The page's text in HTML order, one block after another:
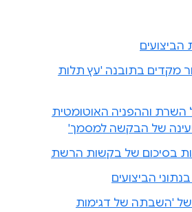
הביצועים
מקדים בתובנה 'עץ תלות
השרת וההפניה האוטומטית
של הבקשה למסמך'
בסיכום של בקשות הרשת
הביצועים
'השבתה של דגימות